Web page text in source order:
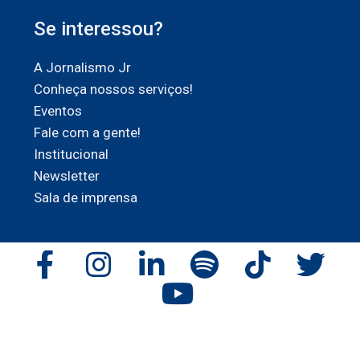
Se interessou?
A Jornalismo Jr
Conheça nossos serviços!
Eventos
Fale com a gente!
Institucional
Newsletter
Sala de imprensa